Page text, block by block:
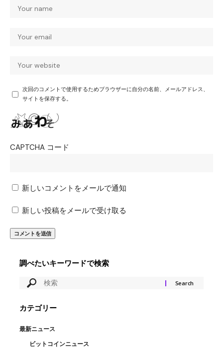
次回のコメントで使用するためブラウザーに自分の名前、メールアドレス、
サイトを保存する。
CAPTCHA コード
新しいコメントをメールで通知
新しい投稿をメールで受け取る
調べたいキーワードで検索
カテゴリー
最新ニュース
ビットコインニュース